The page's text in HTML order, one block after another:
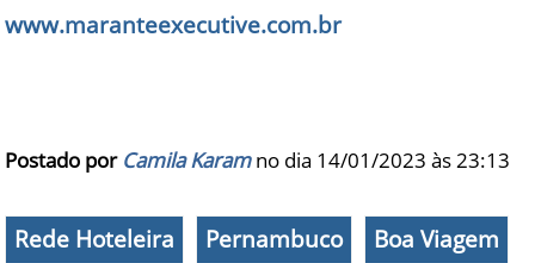
www.maranteexecutive.com.br
Postado por Camila Karamno dia 14/01/2023 às23:13
Rede Hoteleira Pernambuco
Boa Viagem